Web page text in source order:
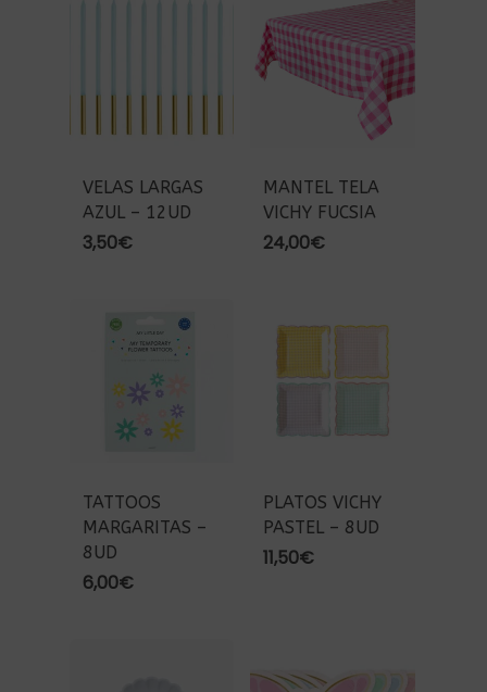
VELAS LARGAS
AZUL – 12UD
3,50€
MANTEL TELA
VICHY FUCSIA
24,00€
TATTOOS
MARGARITAS –
8UD
6,00€
PLATOS VICHY
PASTEL – 8UD
11,50€